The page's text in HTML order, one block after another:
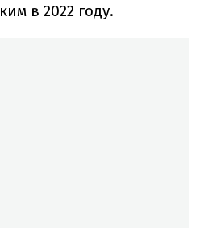
в 2022 году.